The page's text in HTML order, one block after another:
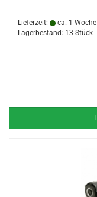
Lieferzeit: ca. 1 Woche
Lagerbestand: 13 Stück